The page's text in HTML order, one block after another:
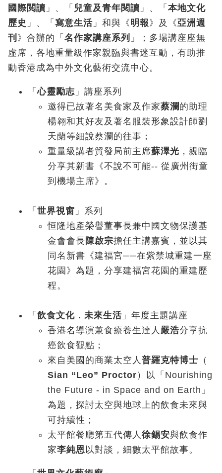
國際閲讀 」、「 兒童及青年閱讀 」、「 本地文化
歷史 」、「寫意生活 」和與《明報 》及《亞洲週
刊 》合辦的「 名作家講座系列 」；多場講座座無
虛席，各地重量級作家親臨與書迷互動，有助推
動香港成為中外文化藝術交流中心。
「心靈勵志 」講座系列
邀得已故著名美食家及作家蔡瀾的助理
楊翱和其好友及著名服裝形象設計師劉
天蘭等細說蔡瀾的往事；
重量級講者貿發局前主席蘇澤光 ，親臨
分享其新書《不說不可能-- 從廣州街童
到機場主席》。
「 世界視窗 」系列
恒隆地產榮譽董事長兼中國文物保護基
金會會長陳啟宗擔任主講嘉賓，並以其
同名新書《建福宮──在紫禁城重建一座
花園》為題，分享建福宮花園的重建歷
程。
「 飲食文化．未來生活 」年度主題講座
香港名導演兼食療養生達人 嚴浩分享抗
癌飲食觀點；
來自美國的商業太空人 普羅克特博士 （
Sian “Leo” Proctor ）以「Nourishing
the Future - in Space and on Earth」
為題，探討太空與地球上的飲食未來與
可持續性；
太平館餐廳第五代傳人 徐錫安與飲食作
家李純恩 以對談，細數太平館故事。